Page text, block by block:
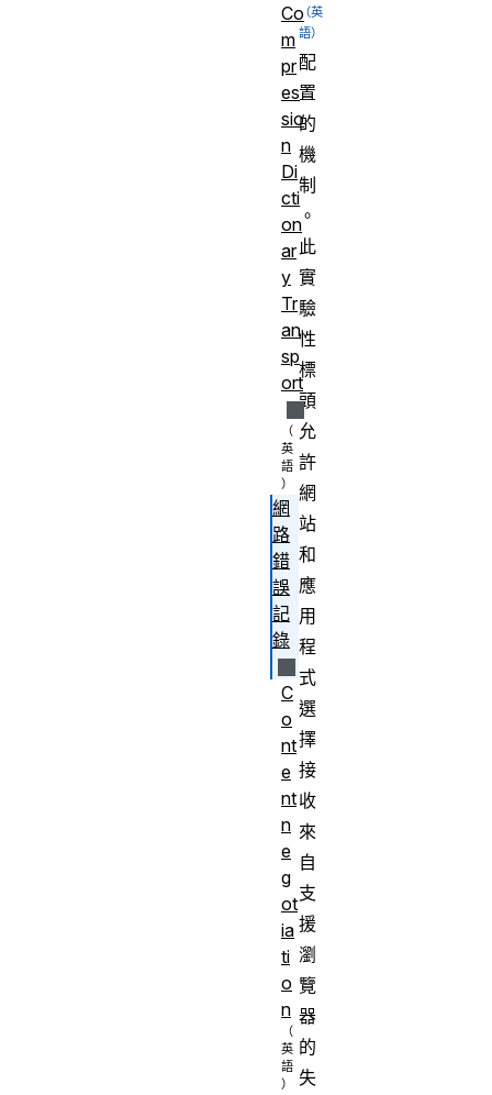
配
置
的
機
制
。
此
實
驗
性
標
頭
允
許
網
站
和
應
用
程
式
選
擇
接
收
來
自
支
援
瀏
覽
器
的
失
Co
m
pr
es
sio
n
Di
cti
on
ar
y
Tr
an
sp
ort
網
路
錯
誤
記
錄
C
o
nt
e
nt
n
e
g
ot
ia
ti
o
n